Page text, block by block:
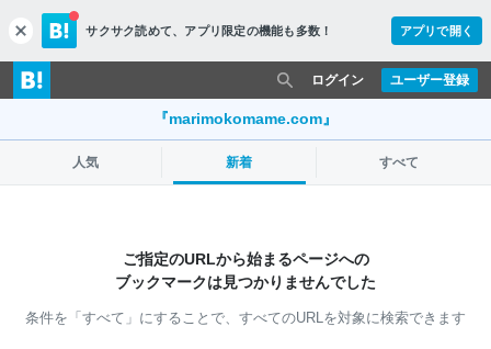
c
l
o
s
サクサク読めて、 アプリ限定の機能も多数！ アプリで開く
ユーザー登録
ログイン
『marimokomame.com』
人気 新着 すべて
ご指定のURLから始まるページへの
ブックマークは見つかりませんでした
条件を「すべて」にすることで、 すべてのURLを対象に検索できます